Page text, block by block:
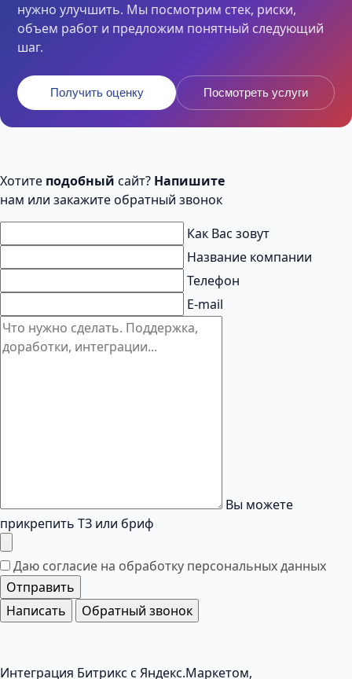
нужно улучшить. Мы посмотрим стек, риски,
объем работ и предложим понятный следующий
шаг.
Получить оценку Посмотреть услуги
Хотите подобный сайт? Напишите
нам или закажите обратный звонок
Как Вас зовут
Название компании
Телефон
E-mail
Вы можете
прикрепить ТЗ или бриф
Даю согласие на обработку персональных данных
Отправить
Написать
Обратный звонок
Интеграция Битрикс с Яндекс.Маркетом,